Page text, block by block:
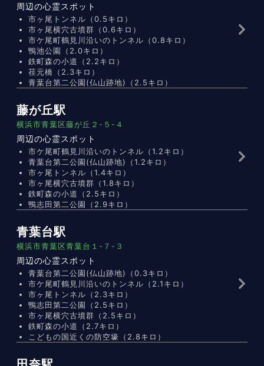
周辺の心霊スポット
市ヶ尾トンネル（0.5キロ）
市ヶ尾横穴古墳群（0.6キロ）
市ケ尾町鶴見川沿いのトンネル（0.8キロ）
鴨池公園（2.0キロ）
鉄町森の小道（2.2キロ）
荏元橋（2.3キロ）
青葉台第二公園(仏山跡地)（2.5キロ）
藤が丘駅
横浜市青葉区藤が丘２-５-４
周辺の心霊スポット
市ケ尾町鶴見川沿いのトンネル（1.2キロ）
青葉台第二公園(仏山跡地)（1.2キロ）
市ヶ尾トンネル（1.4キロ）
市ヶ尾横穴古墳群（1.8キロ）
鉄町森の小道（2.5キロ）
鴨志田第二公園（2.9キロ）
青葉台駅
横浜市青葉区青葉台１-７-３
周辺の心霊スポット
青葉台第二公園(仏山跡地)（0.3キロ）
市ケ尾町鶴見川沿いのトンネル（2.1キロ）
市ヶ尾トンネル（2.3キロ）
鴨志田第二公園（2.5キロ）
市ヶ尾横穴古墳群（2.5キロ）
鉄町森の小道（2.7キロ）
こどもの国近くの防空壕（2.8キロ）